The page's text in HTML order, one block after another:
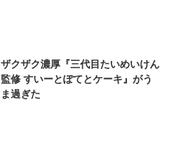
ザクザク濃厚『三代目たいめいけん
監修 すいーとぽてとケーキ』がう
ま過ぎた